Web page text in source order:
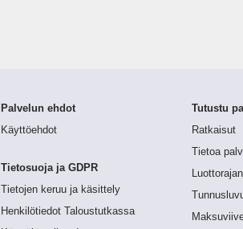
Palvelun ehdot
Käyttöehdot
Tietosuoja ja GDPR
Tietojen keruu ja käsittely
Henkilötiedot Taloustutkassa
Tutustu
Ratkaisut
Tietoa